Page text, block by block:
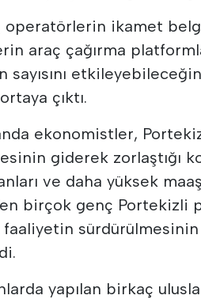
operatörlerin ikamet
araç çağırma
sayısını
çıktı.
ekonomistler,
giderek zorlaştığı
ve daha yüksek
birçok genç Portekizli
yapılan birkaç